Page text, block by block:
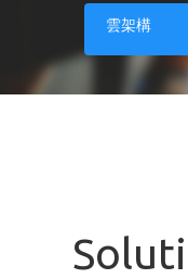
雲架構